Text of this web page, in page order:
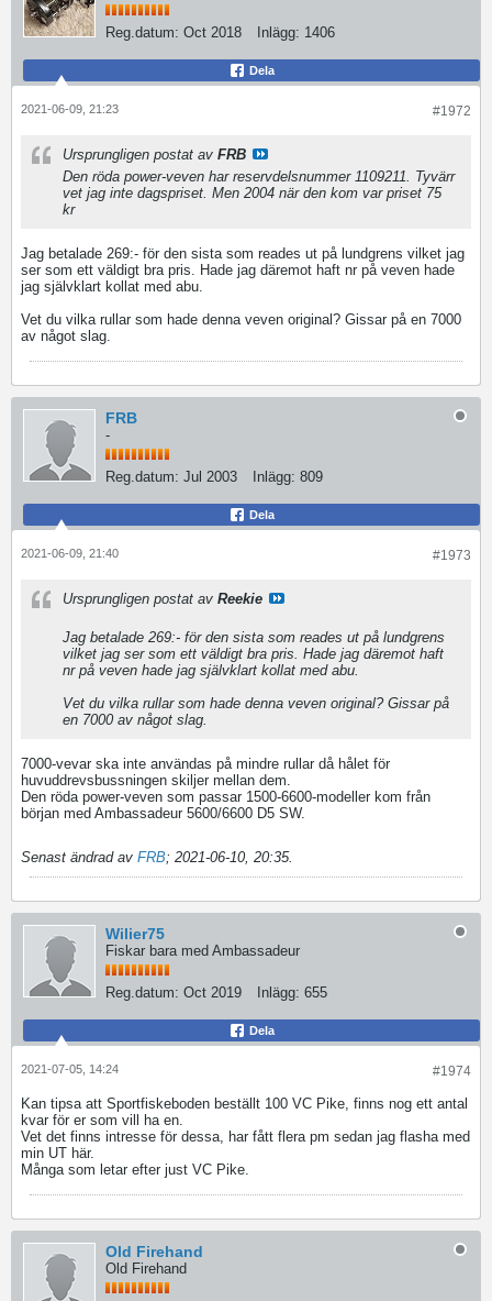
Reg.datum: Oct 2018 Inlägg: 1406
Dela
#1972
2021-06-09, 21:23
Ursprungligen postat av FRB
Den röda power-veven har reservdelsnummer 1109211. Tyvärr
vet jag inte dagspriset. Men 2004 när den kom var priset 75
kr
Jag betalade 269:- för den sista som reades ut på lundgrens vilket jag
ser som ett väldigt bra pris. Hade jag däremot haft nr på veven hade
jag självklart kollat med abu.
Vet du vilka rullar som hade denna veven original? Gissar på en 7000
av något slag.
FRB
-
Reg.datum: Jul 2003 Inlägg: 809
Dela
#1973
2021-06-09, 21:40
Ursprungligen postat av Reekie
Jag betalade 269:- för den sista som reades ut på lundgrens
vilket jag ser som ett väldigt bra pris. Hade jag däremot haft
nr på veven hade jag självklart kollat med abu.
Vet du vilka rullar som hade denna veven original? Gissar på
en 7000 av något slag.
7000-vevar ska inte användas på mindre rullar då hålet för
huvuddrevsbussningen skiljer mellan dem.
Den röda power-veven som passar 1500-6600-modeller kom från
början med Ambassadeur 5600/6600 D5 SW.
Senast ändrad av FRB; 2021-06-10, 20:35.
Wilier75
Fiskar bara med Ambassadeur
Reg.datum: Oct 2019 Inlägg: 655
Dela
#1974
2021-07-05, 14:24
Kan tipsa att Sportfiskeboden beställt 100 VC Pike, finns nog ett antal
kvar för er som vill ha en.
Vet det finns intresse för dessa, har fått flera pm sedan jag flasha med
min UT här.
Många som letar efter just VC Pike.
Old Firehand
Old Firehand